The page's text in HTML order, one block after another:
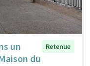
un
du
Retenue